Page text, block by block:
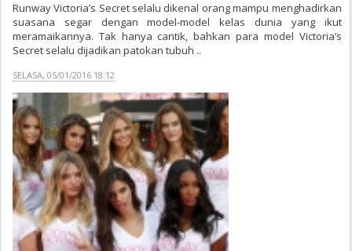
Runway Victoria’s Secret selalu dikenal orang mampu menghadirkan
suasana segar dengan model-model kelas dunia yang ikut
meramaikannya. Tak hanya cantik, bahkan para model Victoria’s
Secret selalu dijadikan patokan tubuh ..
SELASA, 05/01/2016 18:12